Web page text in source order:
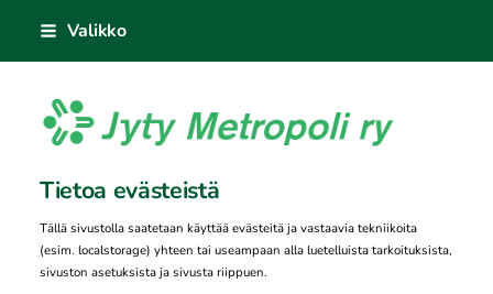
sisältöön
Valikko
Jyty Metropoli ry
Tietoa evästeistä
Tällä sivustolla saatetaan käyttää evästeitä ja vastaavia tekniikoita
(esim. localstorage) yhteen tai useampaan alla luetelluista tarkoituksista,
sivuston asetuksista ja sivusta riippuen.